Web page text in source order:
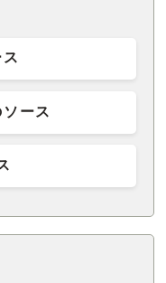
ース